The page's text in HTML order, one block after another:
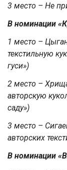
3 место – Не
В номинации
1 место –
текстильную
гуси»)
2 место –
авторскую
саду»)
3 место –
авторских
В номинации